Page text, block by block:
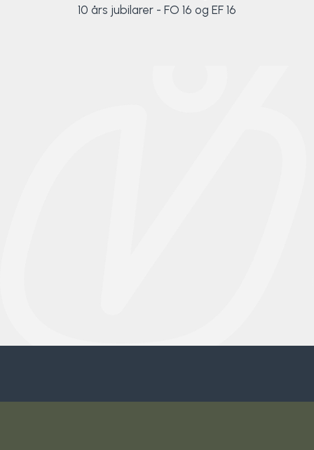
10 års jubilarer - FO 16 og EF 16